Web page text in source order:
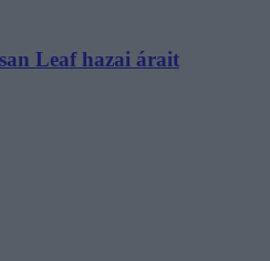
Leaf hazai árait